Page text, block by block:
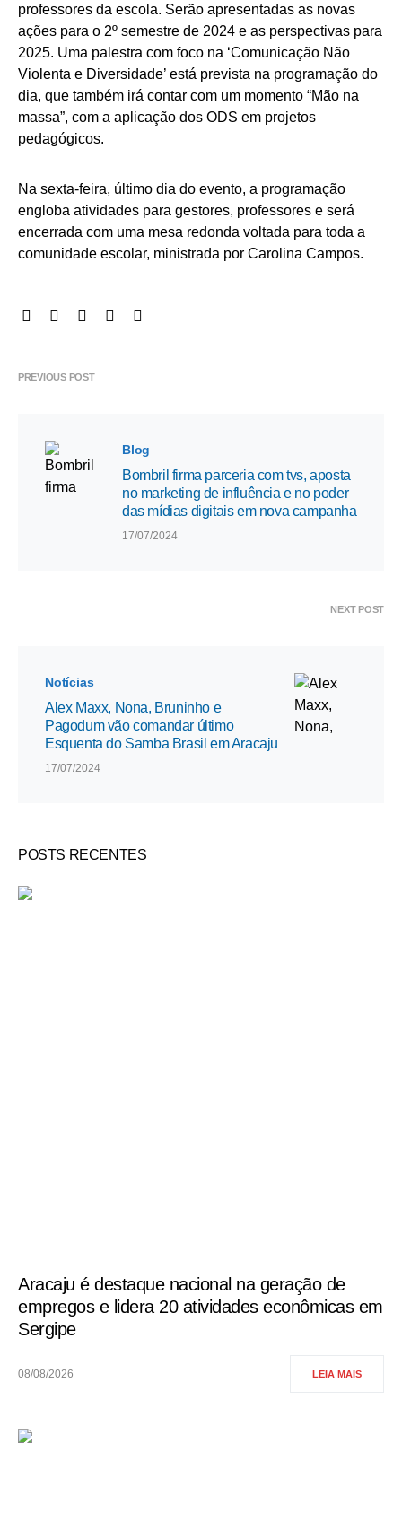
professores da escola. Serão apresentadas as novas
ações para o 2º semestre de 2024 e as perspectivas para
2025. Uma palestra com foco na ‘Comunicação Não
Violenta e Diversidade’ está prevista na programação do
dia, que também irá contar com um momento “Mão na
massa”, com a aplicação dos ODS em projetos
pedagógicos.
Na sexta-feira, último dia do evento, a programação
engloba atividades para gestores, professores e será
encerrada com uma mesa redonda voltada para toda a
comunidade escolar, ministrada por Carolina Campos.
PREVIOUS POST
Blog
Bombril firma parceria com tvs, aposta
no marketing de influência e no poder
das mídias digitais em nova campanha
17/07/2024
NEXT POST
Notícias
Alex Maxx, Nona, Bruninho e
Pagodum vão comandar último
Esquenta do Samba Brasil em Aracaju
17/07/2024
POSTS RECENTES
Aracaju é destaque nacional na geração de
empregos e lidera 20 atividades econômicas em
Sergipe
08/08/2026 LEIA MAIS